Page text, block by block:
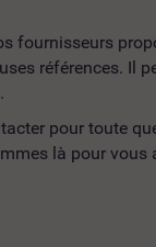
fournisseurs
références. Il
pour toute
là pour vous